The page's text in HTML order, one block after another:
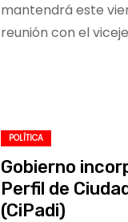
mantendrá este
reunión con el
POLÍTICA
Gobierno
Perfil de
(CiPadi)